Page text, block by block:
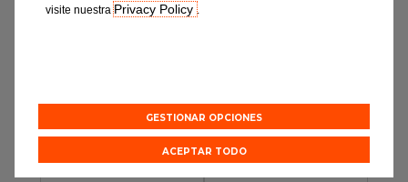
visite nuestraPrivacy Policy .
GESTIONAR OPCIONES
ACEPTAR TODO